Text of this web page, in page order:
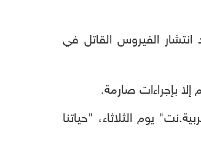
انتشار الفيروس القاتل في
بإجراءات صارمة.
يوم الثلاثاء، "حياتنا